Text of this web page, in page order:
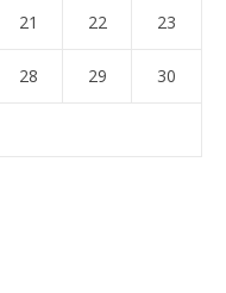
21 22 23
28 29 30